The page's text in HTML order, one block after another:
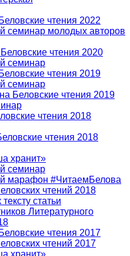
чтения 2022
семинар молодых авторов
чтения 2020
семинар
чтения 2019
семинар
Беловские чтения 2019
чтения 2018
чтения 2018
хранит»
семинар
марафон #ЧитаемБелова
чтений 2018
статьи
Литературного
чтения 2017
чтений 2017
хранит»